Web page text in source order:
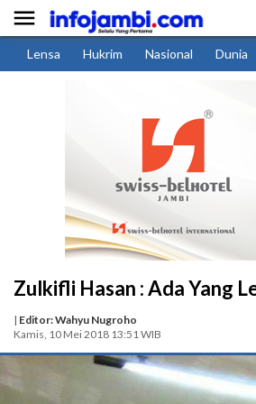

Lensa Hukrim Nasional Dunia
Zulkifli Hasan : Ada Yang
| Editor: Wahyu Nugroho
Kamis, 10 Mei 2018 13:51 WIB